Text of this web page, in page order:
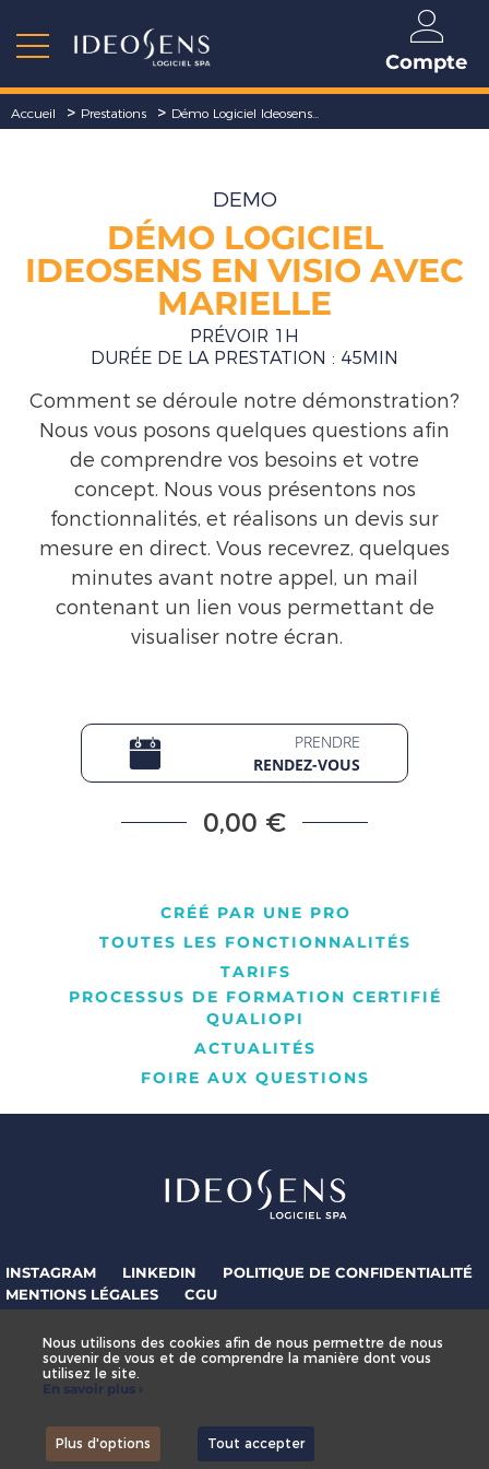
Nous utilisons des cookies afin de nous permettre de nous
souvenir de vous et de comprendre la manière dont vous
utilisez le site.
En savoir plus ›
Plus d'options Tout accepter
Compte
Accueil > Prestations > Démo Logiciel Ideosens...
DEMO
DÉMO LOGICIEL
IDEOSENS EN VISIO AVEC
MARIELLE
PRÉVOIR 1H
DURÉE DE LA PRESTATION : 45MIN
Comment se déroule notre démonstration?
Nous vous posons quelques questions afin
de comprendre vos besoins et votre
concept. Nous vous présentons nos
fonctionnalités, et réalisons un devis sur
mesure en direct. Vous recevrez, quelques
minutes avant notre appel, un mail
contenant un lien vous permettant de
visualiser notre écran.
PRENDRE
RENDEZ-VOUS
0,00 €
CRÉÉ PAR UNE PRO
TOUTES LES FONCTIONNALITÉS
TARIFS
PROCESSUS DE FORMATION CERTIFIÉ
QUALIOPI
ACTUALITÉS
FOIRE AUX QUESTIONS
INSTAGRAM LINKEDIN
POLITIQUE DE CONFIDENTIALITÉ
MENTIONS LÉGALES
CGU
NOUS CONTACTER
ESPACE COLLABORATEUR
webdesign > creation web > developpement > SEO
vous en ligne, gestion stock, gestion spa urbain, spa hôtelier, crm, erp